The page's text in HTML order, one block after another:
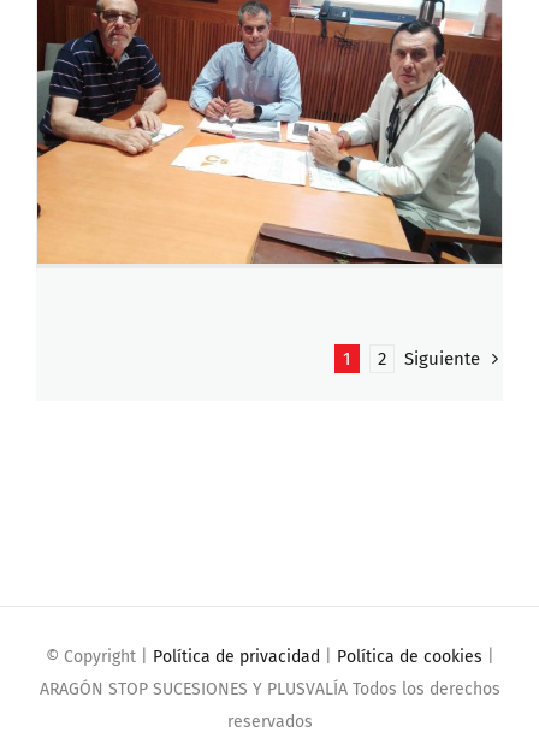
1 2 Siguiente
© Copyright Política de privacidad Política de cookies
ARAGÓN STOP SUCESIONES Y PLUSVALÍA Todos los derechos
reservados